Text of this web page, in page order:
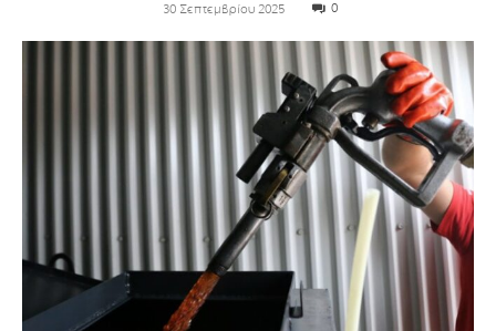
30 Σεπτεμβρίου 2025 0